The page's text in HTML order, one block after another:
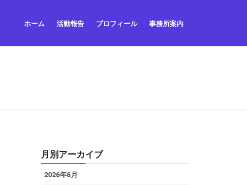
ホーム 活動報告 プロフィール 事務所案内
月別アーカイブ
2026年6月